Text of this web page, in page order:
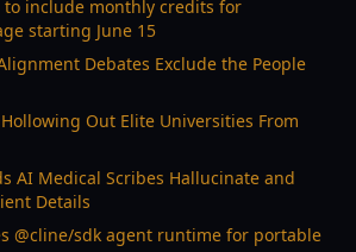
to include monthly credits for
starting June 15
Debates Exclude the People
Out Elite Universities From
AI Medical Scribes Hallucinate and
Details
@cline/sdk agent runtime for portable